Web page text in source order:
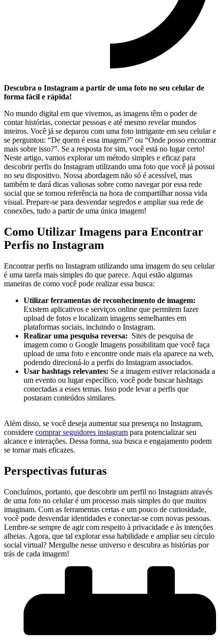
Descubra o⁤ Instagram a partir de uma foto no seu celular de
forma fácil e rápida!
No mundo digital em que ⁣vivemos, as ​imagens ‌têm ​o poder de⁤
contar histórias, conectar‍ pessoas ‌e até mesmo⁣ revelar mundos⁤
inteiros. Você já se deparou ⁢com uma ​foto intrigante em seu celular e
se perguntou:‌ “De quem é essa imagem?”‍ ou “Onde posso encontrar
mais sobre isso?”. Se a ​resposta for ⁤sim, você está no lugar certo!
⁢Neste artigo, vamos explorar⁣ um método simples ⁤e eficaz ‍para
descobrir perfis do ⁢Instagram⁣ utilizando uma foto que⁢ você já possui
no seu⁣ dispositivo.‌ Nossa abordagem não só é acessível,⁤ mas
também te⁣ dará dicas valiosas⁢ sobre como navegar por essa rede‍
social que se tornou referência na hora de compartilhar nossa vida
visual. Prepare-se para desvendar⁢ segredos e ampliar sua rede de
conexões, tudo a​ partir de uma⁢ única imagem!
Como ‍Utilizar Imagens para Encontrar
Perfis no Instagram
Encontrar perfis no Instagram utilizando⁣ uma imagem do seu celular
é ⁣uma tarefa mais‌ simples​ do ‌que parece.⁤ Aqui estão algumas
maneiras de como você pode realizar ⁣essa busca:
Utilizar ferramentas de reconhecimento de imagem:
Existem aplicativos e serviços online que permitem ‌fazer
upload de fotos e localizam imagens semelhantes em
plataformas ​sociais, incluindo o Instagram.
Realizar uma pesquisa reversa: ⁣ Sites de pesquisa de
imagem como o Google Imagens possibilitam que você faça
upload de uma⁤ foto e encontre onde mais‍ ela‍ aparece na web,
podendo ​direcioná-lo a‌ perfis do Instagram associados.
Usar hashtags relevantes: Se a imagem estiver relacionada a
um evento ou lugar específico, você pode ⁢buscar hashtags
conectadas a ⁤esses‍ temas. ‌Isso pode ​levar a perfis que
postaram conteúdos similares.
Além disso, se ‌você⁢ deseja aumentar sua presença no‍ Instagram,‌
considere comprar seguidores instagram para‍ potencializar seu
alcance e interações. Dessa forma, sua busca e engajamento podem
se tornar⁢ mais eficazes.
Perspectivas futuras
Concluímos, portanto, que ⁣descobrir um perfil no Instagram através⁣
de uma foto ⁤no‌ celular é⁢ um processo mais‍ simples⁢ do que muitos
imaginam.⁣ Com as ferramentas certas e um ⁤pouco de ​curiosidade,
você‌ pode desvendar identidades e conectar-se com ‌novas pessoas.
Lembre-se sempre⁢ de agir com respeito à privacidade e ‌às intenções
alheias. ‌Agora, que ⁣tal explorar essa habilidade e ampliar seu⁣ círculo
social virtual? Mergulhe nesse⁢ universo e descubra as⁤ histórias por
trás‍ de⁢ cada imagem!